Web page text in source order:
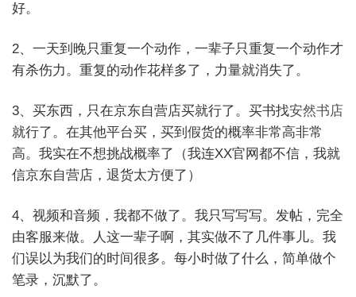
好。
2、一天到晚只重复一个动作，一辈子只重复一个动作才
有杀伤力。重复的动作花样多了，力量就消失了。
3、买东西，只在京东自营店买就行了。买书找安然书店
就行了。在其他平台买，买到假货的概率非常高非常
高。我实在不想挑战概率了（我连XX官网都不信，我就
信京东自营店，退货太方便了）
4、视频和音频，我都不做了。我只写写写。发帖，完全
由客服来做。人这一辈子啊，其实做不了几件事儿。我
们误以为我们的时间很多。每小时做了什么，简单做个
笔录，沉默了。